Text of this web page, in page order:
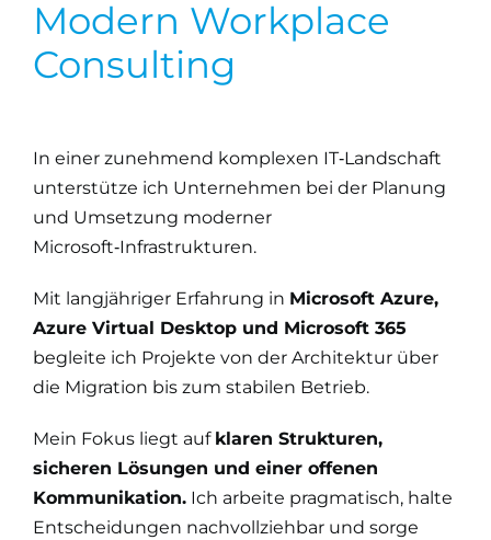
Modern Workplace
Consulting
In einer zunehmend komplexen IT‑Landschaft
unterstütze ich Unternehmen bei der Planung
und Umsetzung moderner
Microsoft‑Infrastrukturen.
Mit langjähriger Erfahrung in Microsoft Azure,
Azure Virtual Desktop und Microsoft 365
begleite ich Projekte von der Architektur über
die Migration bis zum stabilen Betrieb.
Mein Fokus liegt auf klaren Strukturen,
sicheren Lösungen und einer offenen
Kommunikation.Ich arbeite pragmatisch, halte
Entscheidungen nachvollziehbar und sorge